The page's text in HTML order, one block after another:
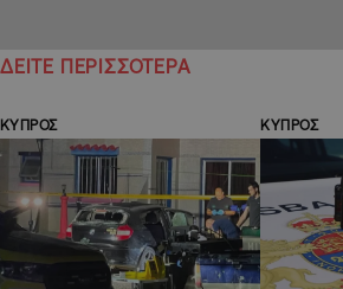
ΔΕΙΤΕ ΠΕΡΙΣΣΟΤΕΡΑ
ΚΥΠΡΟΣ ΚΥΠΡΟΣ